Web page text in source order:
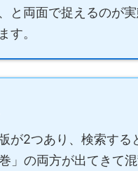
と両面で捉えるのが
す。
が2つあり、検索する
」の両方が出てきて